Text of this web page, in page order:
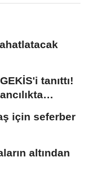
tanıttı!
için seferber
altından